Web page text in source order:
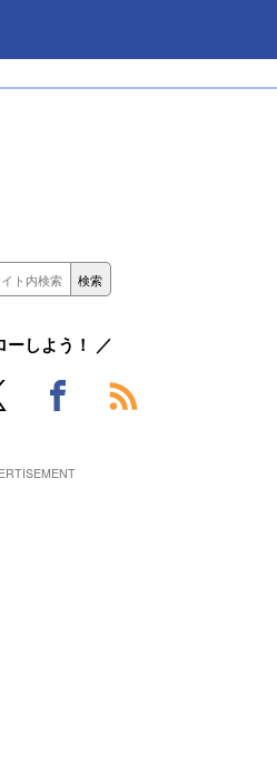
ーしよう！ ／